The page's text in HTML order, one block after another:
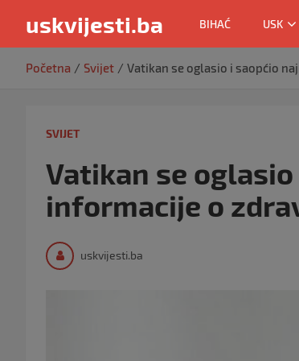
uskvijesti.ba BIHAĆ USK
Početna Svijet Vatikan se oglasio i saopćio
SVIJET
Vatikan se
informacije o
uskvijesti.ba